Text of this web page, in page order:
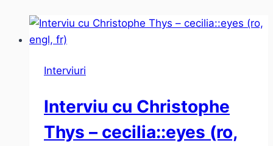
Interviuri
Interviu cu Christophe
Thys – cecilia::eyes (ro,